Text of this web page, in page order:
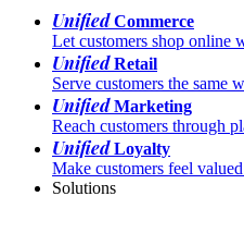
UnifiedCommerce
Let customers shop online
UnifiedRetail
Serve customers the same
UnifiedMarketing
Reach customers through
UnifiedLoyalty
Make customers feel
Solutions